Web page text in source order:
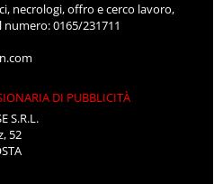
necrologi, offro e cerco lavoro,
0165/231711
DI PUBBLICITÀ
S.R.L.
52